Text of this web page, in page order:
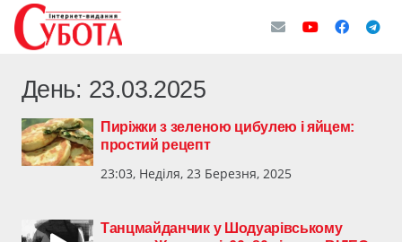
День: 23.03.2025
Пиріжки з зеленою цибулею і яйцем:
простий рецепт
23:03, Неділя, 23 Березня, 2025
Танцмайданчик у Шодуарівському